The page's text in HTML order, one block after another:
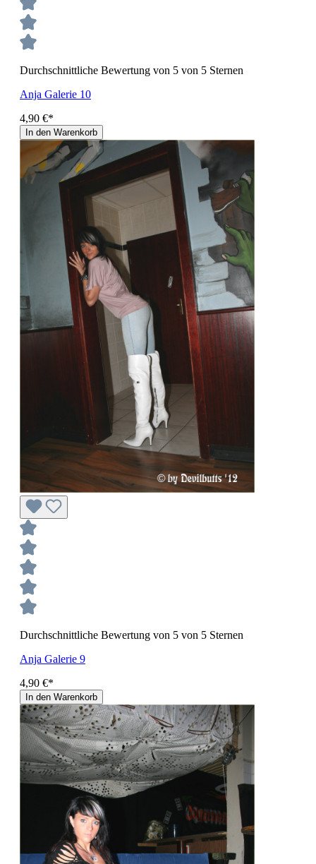
Durchschnittliche Bewertung von 5 von 5 Sternen
Anja Galerie 10
4,90 €*
In den Warenkorb
Durchschnittliche Bewertung von 5 von 5 Sternen
Anja Galerie 9
4,90 €*
In den Warenkorb